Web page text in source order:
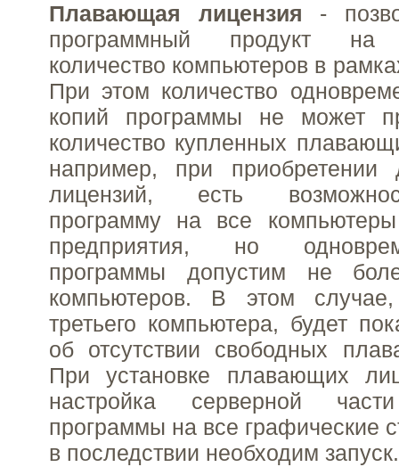
Плавающая лицензия -
программный продукт на
количество компьютеров в
При этом количество
копий программы не может
количество купленных
например, при приобретении
лицензий, есть
программу на все
предприятия, но
программы допустим не
компьютеров. В этом
третьего компьютера, будет
об отсутствии свободных
При установке плавающих
настройка серверной
программы на все графические
в последствии необходим запуск.